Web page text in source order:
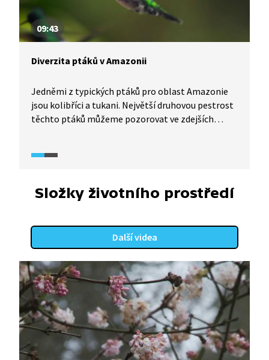
09:43
Diverzita ptáků v Amazonii
Jedněmi z typických ptáků pro oblast Amazonie
jsou kolibříci a tukani. Největší druhovou pestrost
těchto ptáků můžeme pozorovat ve zdejších
pralesy degradovány či úplně vykáceny, je diverzita
Složky životního prostředí
Další videa